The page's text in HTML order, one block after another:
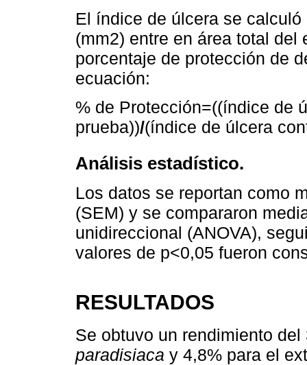
El índice de úlcera se
(mm2) entre en área total del
porcentaje de protección de
ecuación:
% de Protección=((índice de
prueba))/(índice de úlcera
Análisis estadístico.
Los datos se reportan como
(SEM) y se compararon
unidireccional (ANOVA),
valores de p<0,05 fueron
RESULTADOS
Se obtuvo un rendimiento
paradisiaca y 4,8% para el